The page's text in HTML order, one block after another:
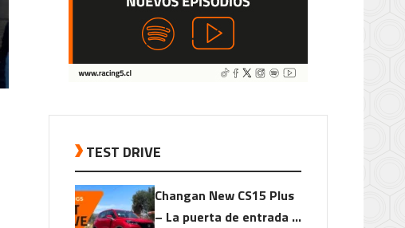
TEST DRIVE
Changan New CS15 Plus
– La puerta de entrada a